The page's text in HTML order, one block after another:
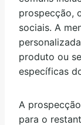
prospecção,
sociais. A
produto ou
específicas
A
para o